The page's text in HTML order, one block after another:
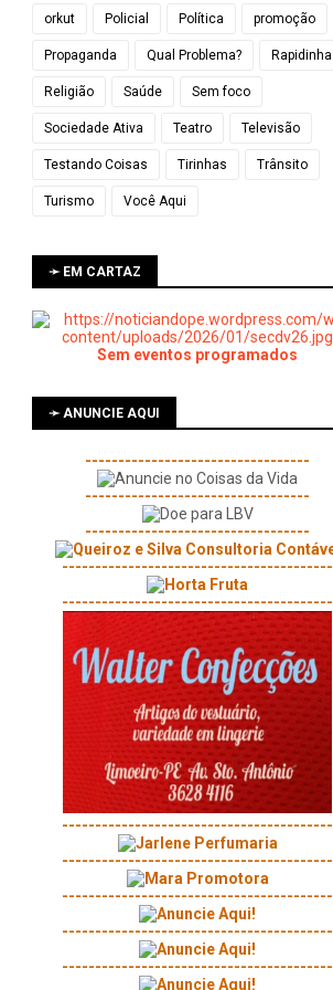
orkut Policial Política promoção
Propaganda Qual Problema? Rapidinha
Religião Saúde Sem foco
Sociedade Ativa Teatro Televisão
Testando Coisas Tirinhas Trânsito
Turismo Você Aqui
➛ EM CARTAZ
Sem eventos programados
➛ ANUNCIE AQUI
----------------------------------
----------------------------------
----------------------------------
-----------------------------------------
-----------------------------------------
-----------------------------------------
-----------------------------------------
-----------------------------------------
-----------------------------------------
-----------------------------------------